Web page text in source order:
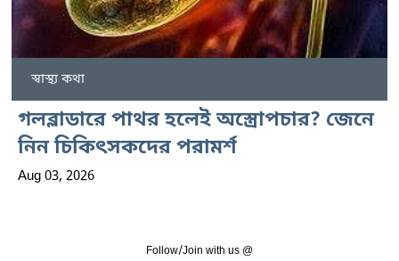
স্বাস্থ্য কথা
গলব্লাডারে পাথর হলেই অস্ত্রোপচার? জেনে
নিন চিকিৎসকদের পরামর্শ
Aug 03, 2026
Follow/Join with us @